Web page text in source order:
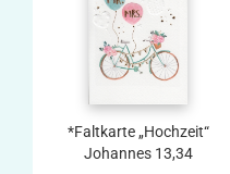
*Faltkarte „Hochzeit“
Johannes 13,34